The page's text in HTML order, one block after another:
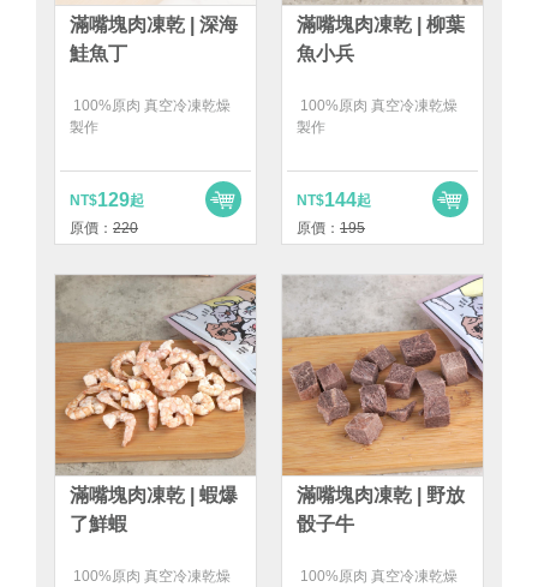
滿嘴塊肉凍乾 | 深海
鮭魚丁
100%原肉 真空冷凍乾燥
製作
NT$129起
原價： 220
滿嘴塊肉凍乾 | 柳葉
魚小兵
100%原肉 真空冷凍乾燥
製作
NT$144起
原價： 195
滿嘴塊肉凍乾 | 蝦爆
了鮮蝦
100%原肉 真空冷凍乾燥
滿嘴塊肉凍乾 | 野放
骰子牛
100%原肉 真空冷凍乾燥